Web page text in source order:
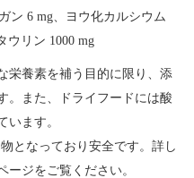
ン 6 mg、ヨウ化カルシウム
ウリン 1000 mg
栄養素を補う目的に限り、添
。また、ドライフードには酸
います。
となっており安全です。詳し
ージをご覧ください。